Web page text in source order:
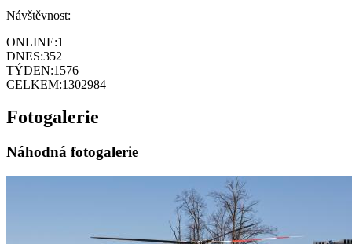
Návštěvnost:
ONLINE:1
DNES:352
TÝDEN:1576
CELKEM:1302984
Fotogalerie
Náhodná fotogalerie